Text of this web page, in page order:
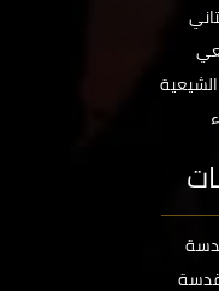
الشيعية